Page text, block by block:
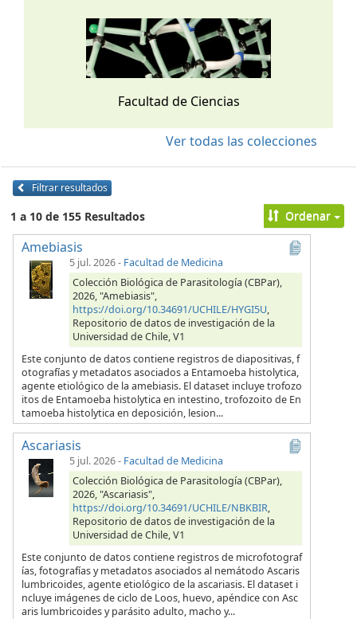
Facultad de Ciencias
Ver todas las colecciones
Filtrar resultados
1 a 10 de 155 Resultados Ordenar
Amebiasis
5 jul. 2026- Facultad de Medicina
Colección Biológica de Parasitología (CBPar),
2026, "Amebiasis",
https://doi.org/10.34691/UCHILE/HYGI5U,
Repositorio de datos de investigación de la
Universidad de Chile, V1
Este conjunto de datos contiene registros de diapositivas, f
otografías y metadatos asociados a Entamoeba histolytica,
agente etiológico de la amebiasis. El dataset incluye trofozo
itos de Entamoeba histolytica en intestino, trofozoito de En
tamoeba histolytica en deposición, lesion...
Ascariasis
5 jul. 2026- Facultad de Medicina
Colección Biológica de Parasitología (CBPar),
2026, "Ascariasis",
https://doi.org/10.34691/UCHILE/NBKBIR,
Repositorio de datos de investigación de la
Universidad de Chile, V1
Este conjunto de datos contiene registros de microfotograf
ías, fotografías y metadatos asociados al nemátodo Ascaris
lumbricoides, agente etiológico de la ascariasis. El dataset i
ncluye imágenes de ciclo de Loos, huevo, apéndice con Asc
aris lumbricoides y parásito adulto, macho y...